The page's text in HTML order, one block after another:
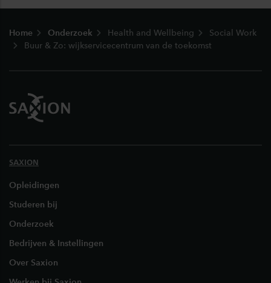
Home Onderzoek Health and Wellbeing
Social Work
Buur & Zo: wijkservicecentrum van de toekomst
SAXION
Opleidingen
Studeren bij
Onderzoek
Bedrijven & Instellingen
Over Saxion